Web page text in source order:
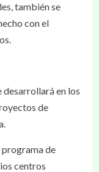
también se
con el
en los
de
de
centros